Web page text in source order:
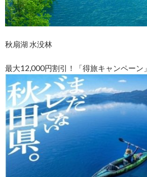
秋扇湖 水没林
最大12,000円割引！「得旅キャンペーン」